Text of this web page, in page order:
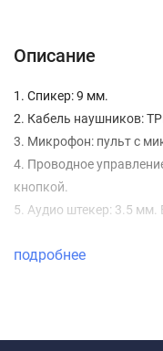
Описание
1. Спикер: 9 мм.
2. Кабель наушников:
3. Микрофон: пульт с
4. Проводное
кнопкой.
5. Аудио штекер: 3.5 мм.
подробнее